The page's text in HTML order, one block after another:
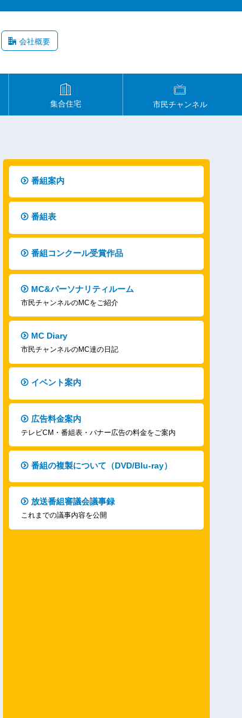
会社概要
集合住宅 市民チャンネル
番組案内
番組表
番組コンクール受賞作品
MC&パーソナリティルーム
市民チャンネルのMCをご紹介
MC Diary
市民チャンネルのMC達の日記
イベント案内
広告料金案内
テレビCM・番組表・バナー広告の料金をご案内
番組の複製について（DVD/Blu-ray）
放送番組審議会議事録
これまでの議事内容を公開